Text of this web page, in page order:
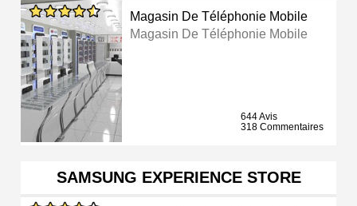
Magasin De Téléphonie Mobile
Magasin De Téléphonie Mobile
644 Avis
318 Commentaires
SAMSUNG EXPERIENCE STORE